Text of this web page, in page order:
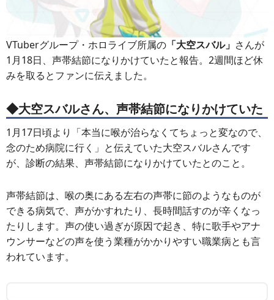
VTuberグループ・ホロライブ所属の 「大空スバル」 さんが
1月18日、声帯結節になりかけていたと報告。2週間ほど休
みを取るとファンに伝えました。
◆大空スバルさん、声帯結節になりかけていた
1月17日頃より「本当に喉が治らなくてちょっと変なので、
念のため病院に行く」と伝えていた大空スバルさんです
が、診断の結果、声帯結節になりかけていたとのこと。
声帯結節は、喉の奥にある左右の声帯に節のようなものが
できる病気で、声がかすれたり、長時間話すのが辛くなっ
たりします。声の使い過ぎが原因で起き、特に歌手やアナ
ウンサーなどの声を使う業種がかかりやすい職業病とも言
われています。